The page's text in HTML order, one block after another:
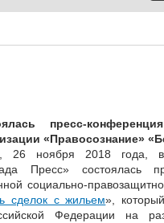
пресс-
«Правосознание»
26 ноября 2018 года, в
Пресс» состоялась
социально-
сделок с жильем»,
Федерации на